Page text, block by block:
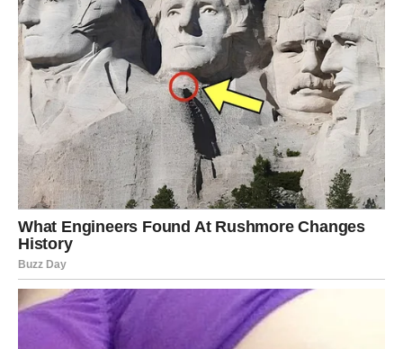
Zatim ih:
položite ravno na sušilicu
ili okačite da se prirodno osuše
Ovaj postupak ponekad može pomoći da se tkanina vrati u
prirodniji oblik.